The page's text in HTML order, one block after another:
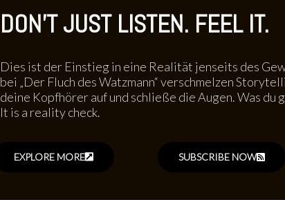
DON'T JUST LISTEN. FEEL IT.
Dies ist der Einstieg in eine Realität jenseits des
bei „Der Fluch des Watzmann“ verschmelzen
deine Kopfhörer auf und schließe die Augen. Was du
It is a reality check.
EXPLORE MORE SUBSCRIBE NOW